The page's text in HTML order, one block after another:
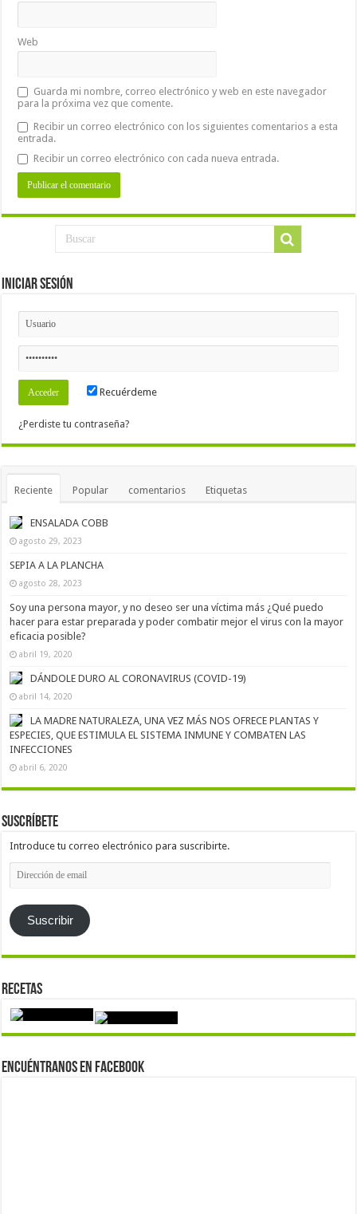
Web
Guarda mi nombre, correo electrónico y web en este navegador
para la próxima vez que comente.
Recibir un correo electrónico con los siguientes comentarios a esta
entrada.
Recibir un correo electrónico con cada nueva entrada.
Iniciar Sesión
Recuérdeme
¿Perdiste tu contraseña?
Reciente Popular comentarios Etiquetas
ENSALADA COBB
agosto 29, 2023
SEPIA A LA PLANCHA
agosto 28, 2023
Soy una persona mayor, y no deseo ser una víctima más ¿Qué puedo
hacer para estar preparada y poder combatir mejor el virus con la mayor
eficacia posible?
abril 19, 2020
DÁNDOLE DURO AL CORONAVIRUS (COVID-19)
abril 14, 2020
LA MADRE NATURALEZA, UNA VEZ MÁS NOS OFRECE PLANTAS Y
ESPECIES, QUE ESTIMULA EL SISTEMA INMUNE Y COMBATEN LAS
INFECCIONES
abril 6, 2020
Suscríbete
Introduce tu correo electrónico para suscribirte.
Dirección
de
Suscribir
Recetas
Encuéntranos en Facebook